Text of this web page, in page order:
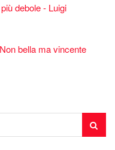
debole - Luigi
bella ma vincente